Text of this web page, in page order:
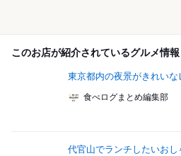
このお店が紹介されているグルメ情
東京都内の夜景がきれい
食べログまとめ編集部
代官山でランチしたいお